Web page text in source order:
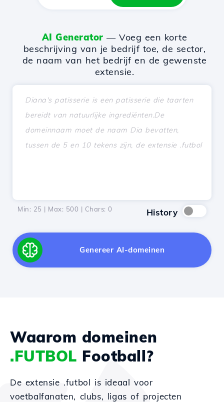
AI Generator — Voeg een korte
beschrijving van je bedrijf toe, de sector,
de naam van het bedrijf en de gewenste
extensie.
Min: 25 | Max: 500 | Chars: 0 History
Genereer AI-domeinen
Waarom domeinen
.FUTBOL Football?
De extensie .futbol is ideaal voor
voetbalfanaten, clubs, ligas of projecten